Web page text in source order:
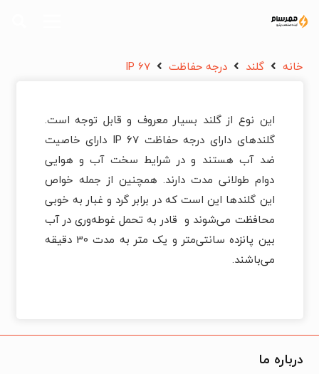
خانه گلند درجه حفاظت IP 67
این نوع از گلند بسیار معروف و قابل توجه است.
گلندهای دارای درجه حفاظت IP 67 دارای خاصیت
ضد آب هستند و در شرایط سخت آب و هوایی
دوام طولانی مدت دارند. همچنین از جمله خواص
این گلندها این است که در برابر گرد و غبار به خوبی
محافظت می‌­شوند و قادر به تحمل غوطه‌وری در آب
بین پانزده سانتی‌متر و یک متر به مدت 30 دقیقه
می­‌باشند.
درباره ما